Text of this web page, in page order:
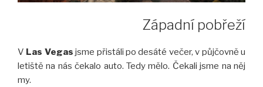
Západní pobřeží
V Las Vegas jsme přistáli po desáté večer, v půjčovně u
letiště na nás čekalo auto. Tedy mělo. Čekali jsme na něj
my.